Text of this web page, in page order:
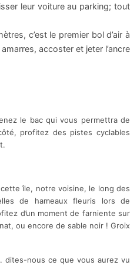
leur voiture au parking; tout
c’est le premier bol d’air à
accoster et jeter l’ancre
le bac qui vous permettra de
profitez des pistes cyclables
île, notre voisine, le long des
de hameaux fleuris lors de
d’un moment de farniente sur
ou encore de sable noir ! Groix
nous ce que vous aurez vu